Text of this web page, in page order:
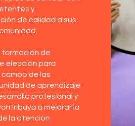
y
de calidad a sus
formación de
elección para
de las
de aprendizaje
profesional y
a mejorar la
la atención